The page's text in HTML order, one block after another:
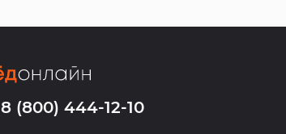
8 (800) 444-12-10